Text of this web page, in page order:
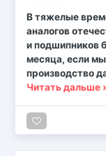
В тяжелые
аналогов
и подшипников
месяца, если мы
производство
Читать дальше